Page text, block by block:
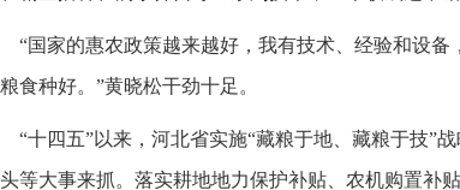
“国家的惠农政策越来越好，我有技术、经验和设
食种好。”黄晓松干劲十足。
“十四五”以来，河北省实施“藏粮于地、藏粮于技”
等大事来抓。落实耕地地力保护补贴、农机购置补